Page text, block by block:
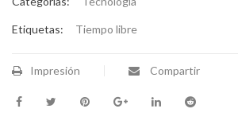
Etiquetas: Tiempo libre
Impresión Compartir